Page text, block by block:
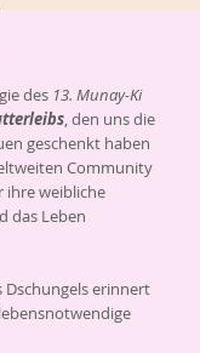
Initiation mit
Angehörigen
ich 180 € und
teilnimmt 30 €.
ist davon
den
des 13. Munay-Ki
, den uns die
geschenkt haben
Community
ihre weibliche
das Leben
Dschungels erinnert